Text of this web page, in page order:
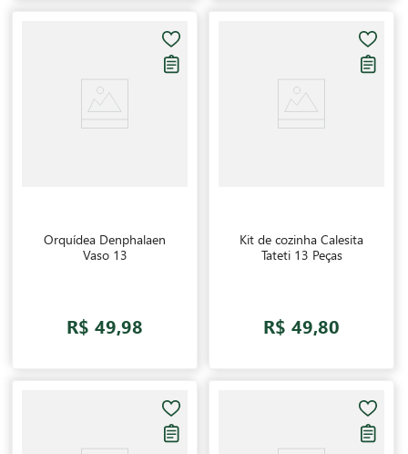
Orquídea Denphalaen
Vaso 13
R$ 49,98
Kit de cozinha Calesita
Tateti 13 Peças
R$ 49,80